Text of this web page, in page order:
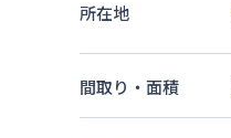
所在地
間取り・面積